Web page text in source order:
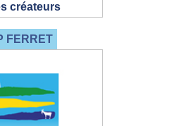
créateurs
FERRET